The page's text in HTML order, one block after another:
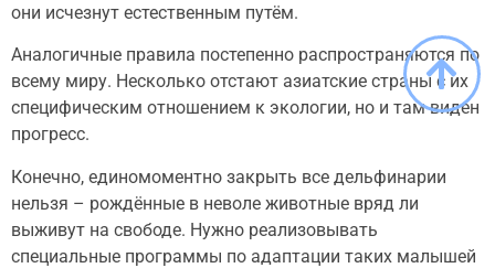
они исчезнут естественным путём.
Аналогичные правила постепенно распространяются по
всему миру. Несколько отстают азиатские страны с их
специфическим отношением к экологии, но и там виден
прогресс.
Конечно, единомоментно закрыть все дельфинарии
нельзя – рождённые в неволе животные вряд ли
выживут на свободе. Нужно реализовывать
специальные программы по адаптации таких малышей